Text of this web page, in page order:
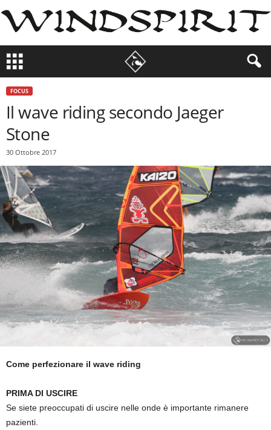
FOCUS
Il wave riding secondo Jaeger
Stone
30 Ottobre 2017
Come perfezionare il wave riding
PRIMA DI USCIRE
Se siete preoccupati di uscire nelle onde è importante rimanere
pazienti.